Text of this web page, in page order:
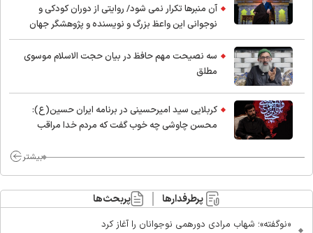
آن منبرها تکرار نمی شود/ روایتی از دوران کودکی و
نوجوانی این واعظ بزرگ و نویسنده و پژوهشگر جهان
اسلام
سه نصیحت مهم حافظ در بیان حجت الاسلام موسوی
مطلق
کربلایی سید امیر‌حسینی در برنامه ایران حسین(ع):
محسن چاوشی چه خوب گفت که مردم خدا مراقب
بیشتر
پرطرفدارها پربحث‌ها
«نوگفته»؛ شهاب مرادی دورهمی نوجوانان را آغاز کرد